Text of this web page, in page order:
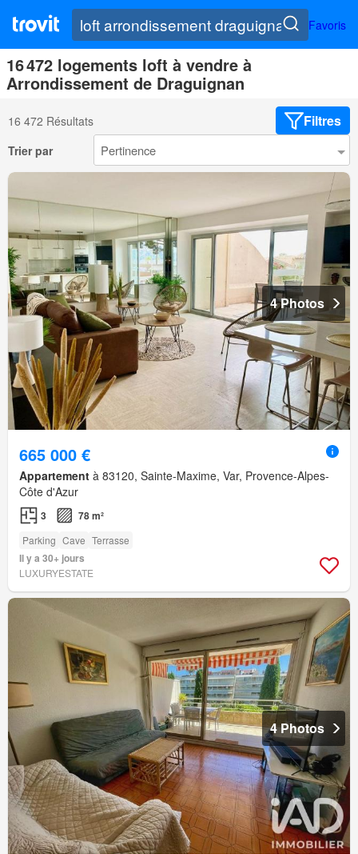
Favoris
16 472 logements loft à vendre à
Arrondissement de Draguignan
16 472 Résultats Filtres
Trier par
4 Photos
665 000 €
Appartement à 83120, Sainte-Maxime, Var, Provence-Alpes-
Côte d'Azur
3 78 m²
Parking Cave Terrasse
Il y a 30+ jours
LUXURYESTATE
4 Photos